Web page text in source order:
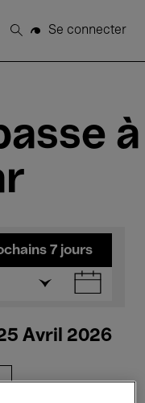
Rechercher
Se connecter
à
7 jours
Avril 2026